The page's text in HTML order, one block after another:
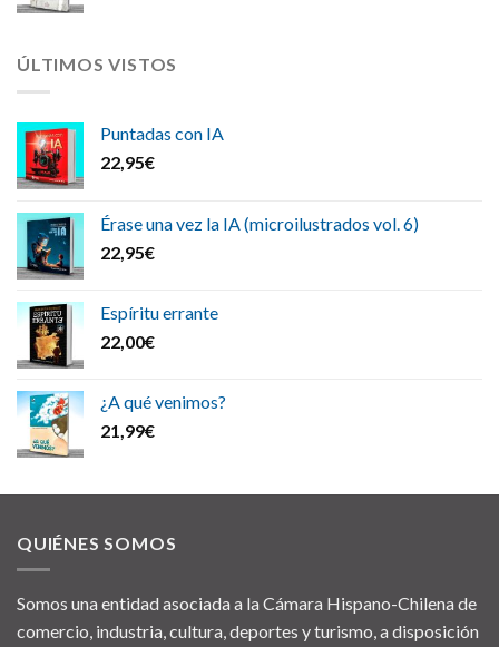
ÚLTIMOS VISTOS
Puntadas con IA
22,95€
Érase una vez la IA (microilustrados vol. 6)
22,95€
Espíritu errante
22,00€
¿A qué venimos?
21,99€
QUIÉNES SOMOS
Somos una entidad asociada a la Cámara Hispano-Chilena de
comercio, industria, cultura, deportes y turismo, a disposición